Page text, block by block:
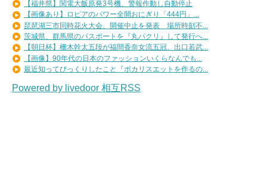
【福井県】関電大飯原発3号機、警報作動し自動停止
【画像あり】ロピアのパワー全開おにぎり「444円」...
琵琶湖三市同時花火大会、開催中止を発表 場所時刻不...
茨城県、群馬県のパスポートを『丸パクリ』して発行へ...
【朝日杯】柵木幹太五段が福間香奈女流五冠、出口若武...
【画像】90年代の日本のファッションいくらなんでも...
最近知ってびっくりしたこと『ポカリスエットを作るの...
Powered by livedoor 相互RSS